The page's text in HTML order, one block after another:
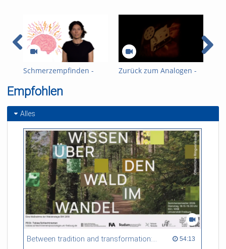
Schmerzempfinden -
Zurück zum Analogen -
Empfohlen
Alles
Between tradition and transformation: how owners, advisers and institutions co-create knowledge for resilient forests in Europe 54:13
54:13 duration